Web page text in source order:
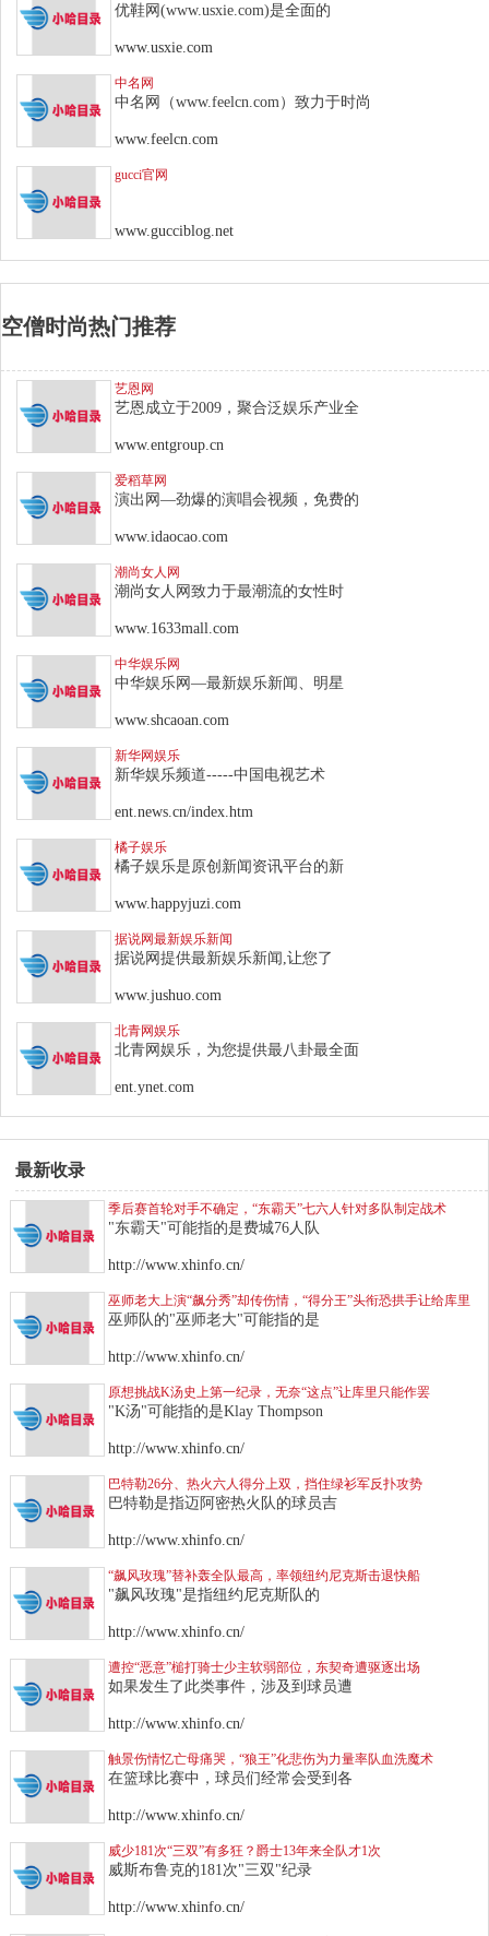
优鞋网(www.usxie.com)是全面的
www.usxie.com
中名网
中名网（www.feelcn.com）致力于时尚
www.feelcn.com
gucci官网
www.gucciblog.net
空僧时尚热门推荐
艺恩网
艺恩成立于2009，聚合泛娱乐产业全
www.entgroup.cn
爱稻草网
演出网—劲爆的演唱会视频，免费的
www.idaocao.com
潮尚女人网
潮尚女人网致力于最潮流的女性时
www.1633mall.com
中华娱乐网
中华娱乐网—最新娱乐新闻、明星
www.shcaoan.com
新华网娱乐
新华娱乐频道-----中国电视艺术
ent.news.cn/index.htm
橘子娱乐
橘子娱乐是原创新闻资讯平台的新
www.happyjuzi.com
据说网最新娱乐新闻
据说网提供最新娱乐新闻,让您了
www.jushuo.com
北青网娱乐
北青网娱乐，为您提供最八卦最全面
ent.ynet.com
最新收录
季后赛首轮对手不确定，“东霸天”七六人针对多队制定战术
"东霸天"可能指的是费城76人队
http://www.xhinfo.cn/
巫师老大上演“飙分秀”却传伤情，“得分王”头衔恐拱手让给库里
巫师队的"巫师老大"可能指的是
http://www.xhinfo.cn/
原想挑战K汤史上第一纪录，无奈“这点”让库里只能作罢
"K汤"可能指的是Klay Thompson
http://www.xhinfo.cn/
巴特勒26分、热火六人得分上双，挡住绿衫军反扑攻势
巴特勒是指迈阿密热火队的球员吉
http://www.xhinfo.cn/
“飙风玫瑰”替补轰全队最高，率领纽约尼克斯击退快船
"飙风玫瑰"是指纽约尼克斯队的
http://www.xhinfo.cn/
遭控“恶意”槌打骑士少主软弱部位，东契奇遭驱逐出场
如果发生了此类事件，涉及到球员遭
http://www.xhinfo.cn/
触景伤情忆亡母痛哭，“狼王”化悲伤为力量率队血洗魔术
在篮球比赛中，球员们经常会受到各
http://www.xhinfo.cn/
威少181次“三双”有多狂？爵士13年来全队才1次
威斯布鲁克的181次"三双"纪录
http://www.xhinfo.cn/